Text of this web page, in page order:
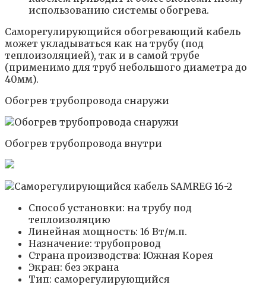
использованию системы обогрева.
Саморегулирующийся обогревающий кабель
может укладываться как на трубу (под
теплоизоляцией), так и в самой трубе
(применимо для труб небольшого диаметра до
40мм).
Обогрев трубопровода снаружи
Обогрев трубопровода внутри
Способ установки: на трубу под
теплоизоляцию
Линейная мощность: 16 Вт/м.п.
Назначение: трубопровод
Страна производства: Южная Корея
Экран: без экрана
Тип: саморегулирующийся